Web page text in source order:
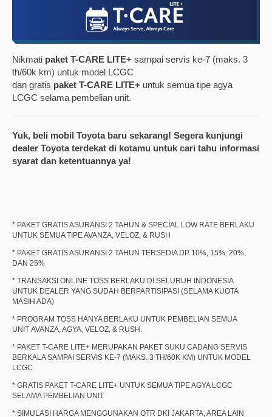
Nikmati paket T-CARE LITE+ sampai servis ke-7 (maks. 3
th/60k km) untuk model LCGC
dan gratis paket T-CARE LITE+ untuk semua tipe agya
LCGC selama pembelian unit.
Yuk, beli mobil Toyota baru sekarang! Segera kunjungi
dealer Toyota terdekat di kotamu untuk cari tahu informasi
syarat dan ketentuannya ya!
* PAKET GRATIS ASURANSI 2 TAHUN & SPECIAL LOW RATE BERLAKU
UNTUK SEMUA TIPE AVANZA, VELOZ, & RUSH
* PAKET GRATIS ASURANSI 2 TAHUN TERSEDIA DP 10%, 15%, 20%,
DAN 25%
* TRANSAKSI ONLINE TOSS BERLAKU DI SELURUH INDONESIA
UNTUK DEALER YANG SUDAH BERPARTISIPASI (SELAMA KUOTA
MASIH ADA)
* PROGRAM TOSS HANYA BERLAKU UNTUK PEMBELIAN SEMUA
UNIT AVANZA, AGYA, VELOZ, & RUSH.
* PAKET T-CARE LITE+ MERUPAKAN PAKET SUKU CADANG SERVIS
BERKALA SAMPAI SERVIS KE-7 (MAKS. 3 TH/60K KM) UNTUK MODEL
LCGC
* GRATIS PAKET T-CARE LITE+ UNTUK SEMUA TIPE AGYA LCGC
SELAMA PEMBELIAN UNIT
* SIMULASI HARGA MENGGUNAKAN OTR DKI JAKARTA, AREA LAIN